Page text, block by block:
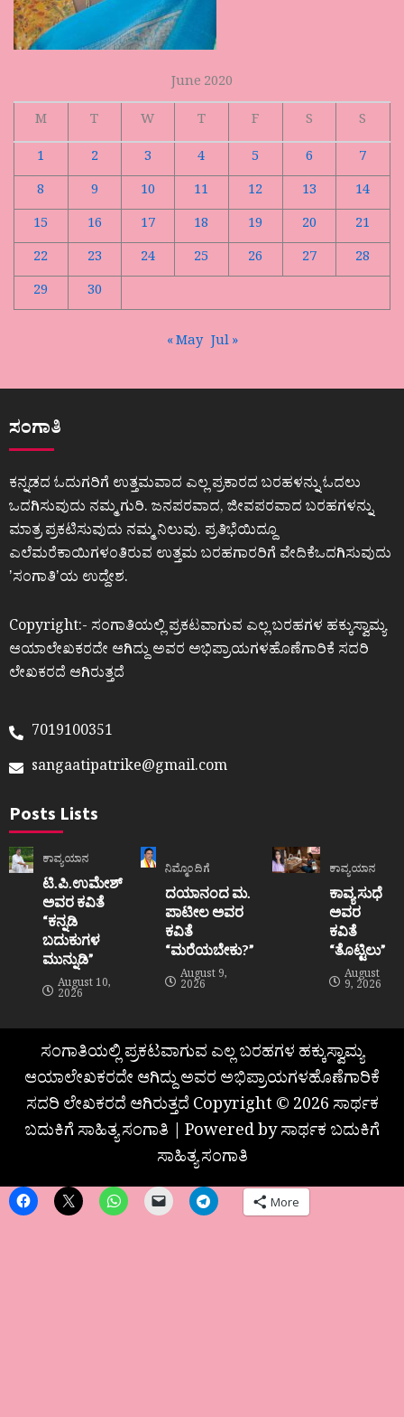
June 2020
M
T W T F S
S
1
2 3 4 5 6
7
8
9 10 11 12 13
14
15
16 17 18 19 20
21
22
23 24 25 26 27
28
29
30
« May Jul »
ಸಂಗಾತಿ
ಕನ್ನಡದ ಓದುಗರಿಗೆ ಉತ್ತಮವಾದ ಎಲ್ಲ ಪ್ರಕಾರದ ಬರಹಳನ್ನು ಓದಲು
ಒದಗಿಸುವುದು ನಮ್ಮ ಗುರಿ. ಜನಪರವಾದ, ಜೀವಪರವಾದ ಬರಹಗಳನ್ನು
ಮಾತ್ರ ಪ್ರಕಟಿಸುವುದು ನಮ್ಮ ನಿಲುವು. ಪ್ರತಿಭೆಯಿದ್ದೂ
ಎಲೆಮರೆಕಾಯಿಗಳಂತಿರುವ ಉತ್ತಮ ಬರಹಗಾರರಿಗೆ ವೇದಿಕೆಒದಗಿಸುವುದು
ʼಸಂಗಾತಿʼಯ ಉದ್ದೇಶ.
Copyright:- ಸಂಗಾತಿಯಲ್ಲಿ ಪ್ರಕಟವಾಗುವ ಎಲ್ಲ ಬರಹಗಳ ಹಕ್ಕುಸ್ವಾಮ್ಯ
ಆಯಾಲೇಖಕರದೇ ಆಗಿದ್ದು ಅವರ ಅಭಿಪ್ರಾಯಗಳಹೊಣೆಗಾರಿಕೆ ಸದರಿ
ಲೇಖಕರದೆ ಆಗಿರುತ್ತದೆ
7019100351
sangaatipatrike@gmail.com
Posts Lists
ಕಾವ್ಯಯಾನ
ಟಿ.ಪಿ.ಉಮೇಶ್
ಅವರ ಕವಿತೆ
“ಕನ್ನಡಿ
ಬದುಕುಗಳ
ಮುನ್ನುಡಿ”
August 10,
2026
ನಿಮ್ಮೊಂದಿಗೆ
ದಯಾನಂದ ಮ.
ಪಾಟೀಲ ಅವರ
ಕವಿತೆ
“ಮರೆಯಬೇಕು?”
August 9,
2026
ಕಾವ್ಯಯಾನ
ಕಾವ್ಯ ಸುಧೆ
ಅವರ
ಕವಿತೆ
“ತೊಟ್ಟಿಲು”
August
9, 2026
ಸಂಗಾತಿಯಲ್ಲಿ ಪ್ರಕಟವಾಗುವ ಎಲ್ಲ ಬರಹಗಳ ಹಕ್ಕುಸ್ವಾಮ್ಯ
ಆಯಾಲೇಖಕರದೇ ಆಗಿದ್ದು ಅವರ ಅಭಿಪ್ರಾಯಗಳಹೊಣೆಗಾರಿಕೆ
ಸದರಿ ಲೇಖಕರದೆ ಆಗಿರುತ್ತದೆ Copyright © 2026 ಸಾರ್ಥಕ
ಬದುಕಿಗೆ ಸಾಹಿತ್ಯ ಸಂಗಾತಿ | Powered by ಸಾರ್ಥಕ ಬದುಕಿಗೆ
ಸಾಹಿತ್ಯ ಸಂಗಾತಿ
More